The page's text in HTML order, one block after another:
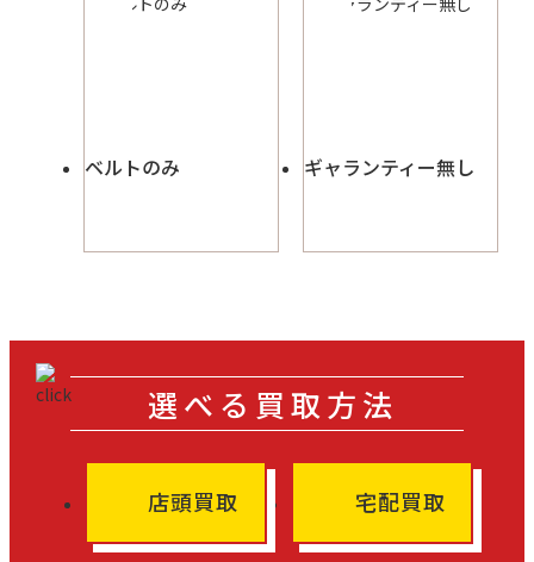
ベルトのみ ギャランティー無し
選べる買取方法
店頭買取 宅配買取